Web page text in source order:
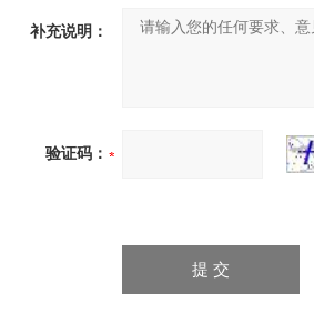
补充说明：
验证码：